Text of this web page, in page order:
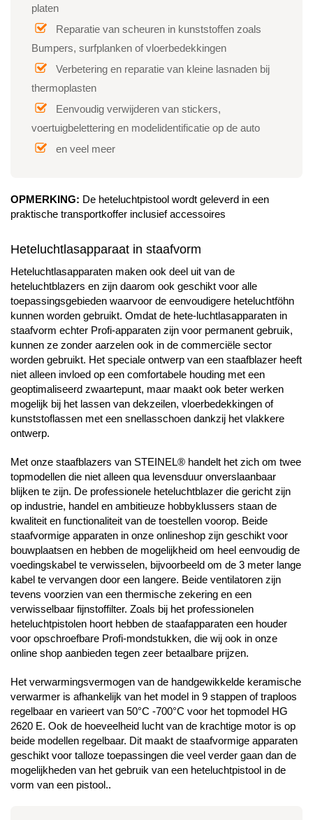
platen
Reparatie van scheuren in kunststoffen zoals
Bumpers, surfplanken of vloerbedekkingen
Verbetering en reparatie van kleine lasnaden bij
thermoplasten
Eenvoudig verwijderen van stickers,
voertuigbelettering en modelidentificatie op de auto
en veel meer
OPMERKING: De heteluchtpistool wordt geleverd in een
praktische transportkoffer inclusief accessoires
Heteluchtlasapparaat in staafvorm
Heteluchtlasapparaten maken ook deel uit van de
heteluchtblazers en zijn daarom ook geschikt voor alle
toepassingsgebieden waarvoor de eenvoudigere heteluchtföhn
kunnen worden gebruikt. Omdat de hete-luchtlasapparaten in
staafvorm echter Profi-apparaten zijn voor permanent gebruik,
kunnen ze zonder aarzelen ook in de commerciële sector
worden gebruikt. Het speciale ontwerp van een staafblazer heeft
niet alleen invloed op een comfortabele houding met een
geoptimaliseerd zwaartepunt, maar maakt ook beter werken
mogelijk bij het lassen van dekzeilen, vloerbedekkingen of
kunststoflassen met een snellasschoen dankzij het vlakkere
ontwerp.
Met onze staafblazers van STEINEL® handelt het zich om twee
topmodellen die niet alleen qua levensduur onverslaanbaar
blijken te zijn. De professionele heteluchtblazer die gericht zijn
op industrie, handel en ambitieuze hobbyklussers staan de
kwaliteit en functionaliteit van de toestellen voorop. Beide
staafvormige apparaten in onze onlineshop zijn geschikt voor
bouwplaatsen en hebben de mogelijkheid om heel eenvoudig de
voedingskabel te verwisselen, bijvoorbeeld om de 3 meter lange
kabel te vervangen door een langere. Beide ventilatoren zijn
tevens voorzien van een thermische zekering en een
verwisselbaar fijnstoffilter. Zoals bij het professionelen
heteluchtpistolen hoort hebben de staafapparaten een houder
voor opschroefbare Profi-mondstukken, die wij ook in onze
online shop aanbieden tegen zeer betaalbare prijzen.
Het verwarmingsvermogen van de handgewikkelde keramische
verwarmer is afhankelijk van het model in 9 stappen of traploos
regelbaar en varieert van 50°C -700°C voor het topmodel HG
2620 E. Ook de hoeveelheid lucht van de krachtige motor is op
beide modellen regelbaar. Dit maakt de staafvormige apparaten
geschikt voor talloze toepassingen die veel verder gaan dan de
mogelijkheden van het gebruik van een heteluchtpistool in de
vorm van een pistool..